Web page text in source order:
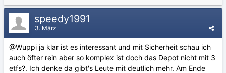
speedy1991
3. März
@Wuppi ja klar ist es interessant und mit Sicherheit schau ich
auch öfter rein aber so komplex ist doch das Depot nicht mit 3
etfs?. Ich denke da gibt's Leute mit deutlich mehr. Am Ende